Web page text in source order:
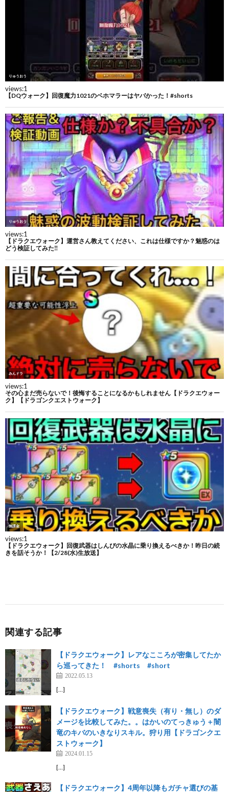
関連する記事
【ドラクエウォーク】レアなこころが密集してたか
ら巡ってきた！ #shorts #short
2022.05.13
[…]
【ドラクエウォーク】戦意喪失（有り・無し）のダ
メージを比較してみた。。はかいのてっきゅう＋闇
竜のキバのいきなりスキル。狩り用【ドラゴンクエ
ストウォーク】
2024.01.15
[…]
【ドラクエウォーク】4周年以降もガチャ選びの基